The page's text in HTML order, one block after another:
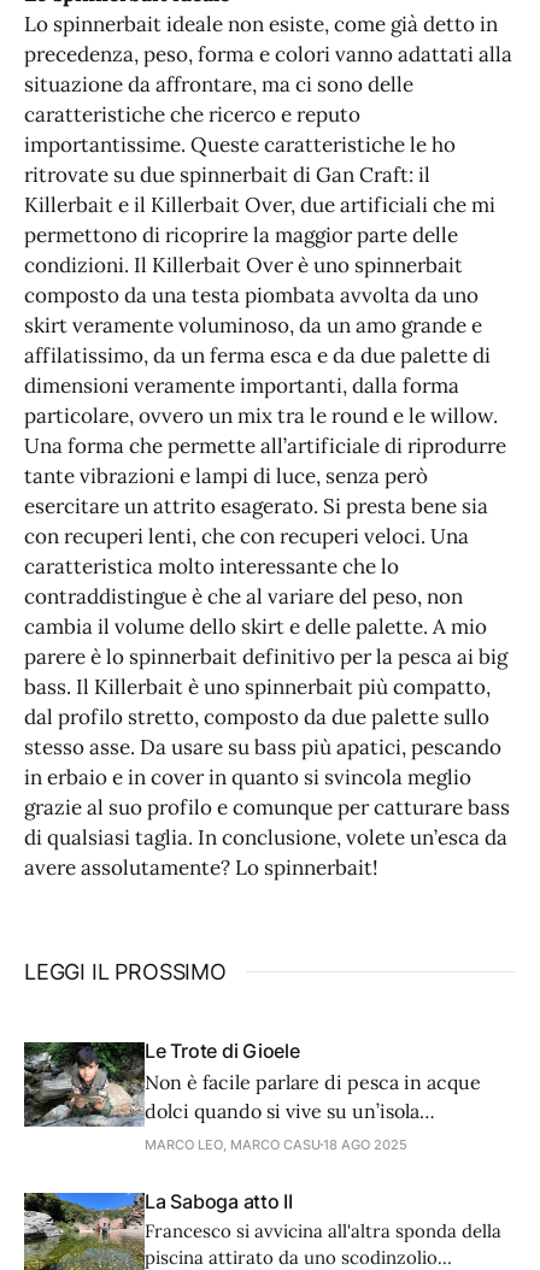
Lo spinnerbait ideale non esiste, come già detto in
precedenza, peso, forma e colori vanno adattati alla
situazione da affrontare, ma ci sono delle
caratteristiche che ricerco e reputo
importantissime. Queste caratteristiche le ho
ritrovate su due spinnerbait di Gan Craft: il
Killerbait e il Killerbait Over, due artificiali che mi
permettono di ricoprire la maggior parte delle
condizioni. Il Killerbait Over è uno spinnerbait
composto da una testa piombata avvolta da uno
skirt veramente voluminoso, da un amo grande e
affilatissimo, da un ferma esca e da due palette di
dimensioni veramente importanti, dalla forma
particolare, ovvero un mix tra le round e le willow.
Una forma che permette all’artificiale di riprodurre
tante vibrazioni e lampi di luce, senza però
esercitare un attrito esagerato. Si presta bene sia
con recuperi lenti, che con recuperi veloci. Una
caratteristica molto interessante che lo
contraddistingue è che al variare del peso, non
cambia il volume dello skirt e delle palette. A mio
parere è lo spinnerbait definitivo per la pesca ai big
bass. Il Killerbait è uno spinnerbait più compatto,
dal profilo stretto, composto da due palette sullo
stesso asse. Da usare su bass più apatici, pescando
in erbaio e in cover in quanto si svincola meglio
grazie al suo profilo e comunque per catturare bass
di qualsiasi taglia. In conclusione, volete un’esca da
avere assolutamente? Lo spinnerbait!
LEGGI IL PROSSIMO
Le Trote di Gioele
Non è facile parlare di pesca in acque
dolci quando si vive su un’isola
circondata dal mare. Ma se c’è una pesca
interne di montagna e ne racchiude
storia e un fascino tutto proprio, quella è
sicuramente la pesca alla trota.
MARCO LEO, MARCO CASU18 AGO 2025
La Saboga atto II
Francesco si avvicina all'altra sponda della
piscina attirato da uno scodinzolio